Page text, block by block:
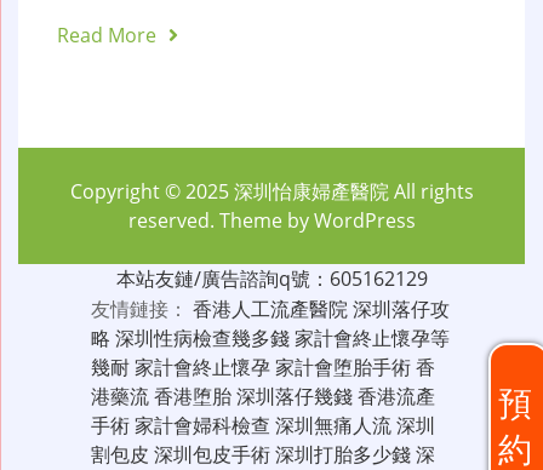
Read More
預
約
Copyright © 2025深圳怡康婦產醫院All rights
reserved. Theme byWordPress
本站友鏈/廣告諮詢q號：605162129
友情鏈接： 香港人工流產醫院深圳落仔攻
略 深圳性病檢查幾多錢家計會終止懷孕等
幾耐家計會終止懷孕家計會堕胎手術香
港藥流香港堕胎深圳落仔幾錢香港流產
手術家計會婦科檢查 深圳無痛人流深圳
割包皮 深圳包皮手術深圳打胎多少錢深